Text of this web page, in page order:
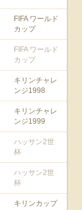
FIFA ワールド
カップ
FIFA ワールド
カップ
キリンチャレ
ンジ1998
キリンチャレ
ンジ1999
ハッサン2世
杯
ハッサン2世
杯
キリンカップ